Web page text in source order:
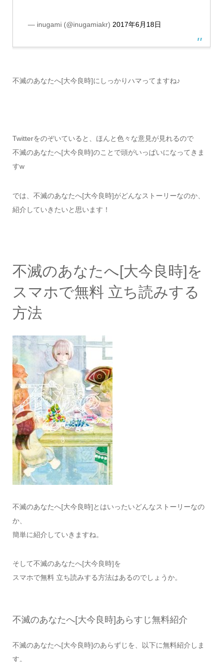
— inugami (@inugamiakr) 2017年6月18日
不滅のあなたへ[大今良時]にしっかりハマってますね♪
Twitterをのぞいていると、ほんと色々な意見が見れるので
不滅のあなたへ[大今良時]のことで頭がいっぱいになってきま
すw
では、不滅のあなたへ[大今良時]がどんなストーリーなのか、
紹介していきたいと思います！
不滅のあなたへ[大今良時]を
スマホで無料 立ち読みする
方法
不滅のあなたへ[大今良時]とはいったいどんなストーリーなの
か、
簡単に紹介していきますね。
そして不滅のあなたへ[大今良時]を
スマホで無料 立ち読みする方法はあるのでしょうか。
不滅のあなたへ[大今良時]あらすじ無料紹介
不滅のあなたへ[大今良時]のあらずじを、以下に無料紹介しま
す。